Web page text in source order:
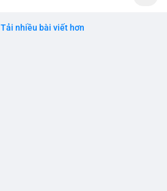
Tải nhiều bài viết hơn